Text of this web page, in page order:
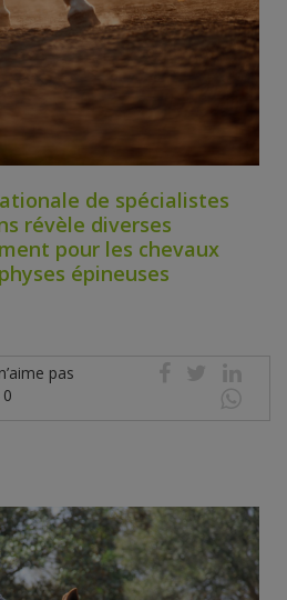
de spécialistes
révèle diverses
pour les chevaux
épineuses
pas
0